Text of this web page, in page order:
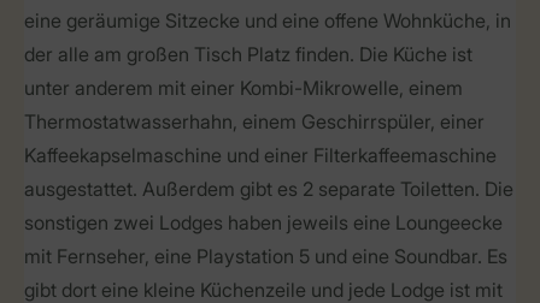
eine geräumige Sitzecke und eine offene Wohnküche, in
der alle am großen Tisch Platz finden. Die Küche ist
unter anderem mit einer Kombi-Mikrowelle, einem
Thermostatwasserhahn, einem Geschirrspüler, einer
Kaffeekapselmaschine und einer Filterkaffeemaschine
ausgestattet. Außerdem gibt es 2 separate Toiletten. Die
sonstigen zwei Lodges haben jeweils eine Loungeecke
mit Fernseher, eine Playstation 5 und eine Soundbar. Es
gibt dort eine kleine Küchenzeile und jede Lodge ist mit